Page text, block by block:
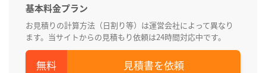
基本料金プラン
お見積りの計算方法（日割り等）は運営会社によって異なり
ます。当サイトからの見積もり依頼は24時間対応中です。
見積書を依頼